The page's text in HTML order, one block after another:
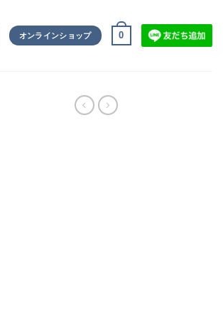
オンラインショップ 0